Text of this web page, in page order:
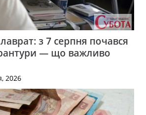
з 7 серпня почався
— що важливо
2026